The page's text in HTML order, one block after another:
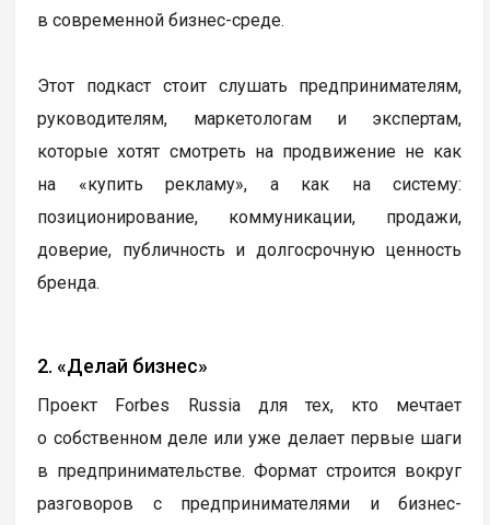
в современной бизнес-среде.
Этот подкаст стоит слушать предпринимателям,
руководителям, маркетологам и экспертам,
которые хотят смотреть на продвижение не как
на «купить рекламу», а как на систему:
позиционирование, коммуникации, продажи,
доверие, публичность и долгосрочную ценность
бренда.
2. «Делай бизнес»
Проект Forbes Russia для тех, кто мечтает
о собственном деле или уже делает первые шаги
в предпринимательстве. Формат строится вокруг
разговоров с предпринимателями и бизнес-